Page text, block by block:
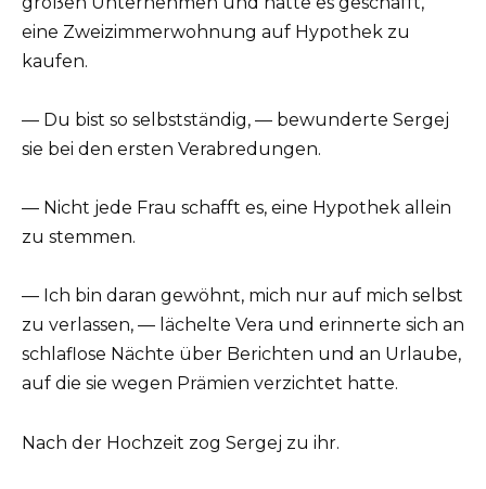
eine Zweizimmerwohnung auf Hypothek zu
kaufen.
— Du bist so selbstständig, — bewunderte Sergej
sie bei den ersten Verabredungen.
— Nicht jede Frau schafft es, eine Hypothek allein
zu stemmen.
— Ich bin daran gewöhnt, mich nur auf mich selbst
zu verlassen, — lächelte Vera und erinnerte sich an
schlaflose Nächte über Berichten und an Urlaube,
auf die sie wegen Prämien verzichtet hatte.
Nach der Hochzeit zog Sergej zu ihr.